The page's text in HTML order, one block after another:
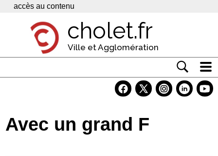
Panneau de gestion des cookies
accès au contenu
cholet.fr
Ville et Agglomération
Economie
Avec un grand F